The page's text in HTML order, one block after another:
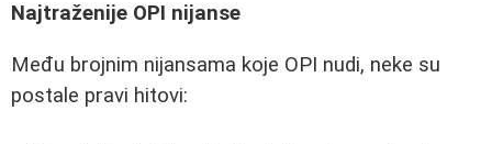
Najtraženije OPI nijanse
Među brojnim nijansama koje OPI nudi, neke su
postale pravi hitovi: